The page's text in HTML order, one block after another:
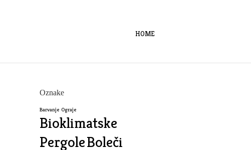
HOME
Oznake
Barvanje Ograje
Bioklimatske
PergoleBoleči